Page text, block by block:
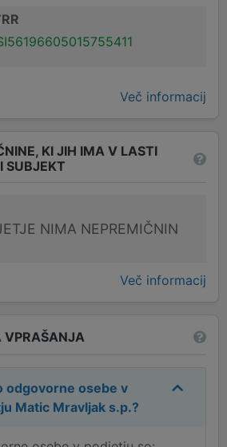
Več informacij
KI JIH IMA V LASTI
SUBJEKT
NIMA NEPREMIČNIN
Več informacij
VPRAŠANJA
odgovorne osebe v
Matic Mravljak s.p.?